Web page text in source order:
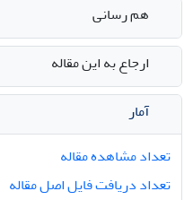
هم رسانی
ارجاع به این مقاله
آمار
تعداد مشاهده مقاله
تعداد دریافت فایل اصل مقاله